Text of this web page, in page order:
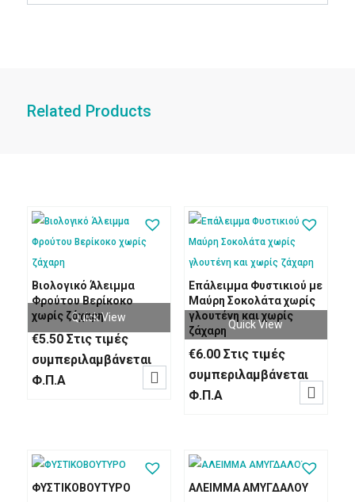
Related Products
Βιολογικό Άλειμμα
Φρούτου Βερίκοκο
χωρίς ζάχαρη
€5.50 Στις τιμές
συμπεριλαμβάνεται
Φ.Π.Α
Quick View

Επάλειμμα Φυστικιού με
Μαύρη Σοκολάτα χωρίς
γλουτένη και χωρίς
ζάχαρη
€6.00 Στις τιμές
συμπεριλαμβάνεται
Φ.Π.Α
Quick View

ΦΥΣΤΙΚΟΒΟΥΤΥΡΟ ΑΛΕΙΜΜΑ ΑΜΥΓΔΑΛΟΥ